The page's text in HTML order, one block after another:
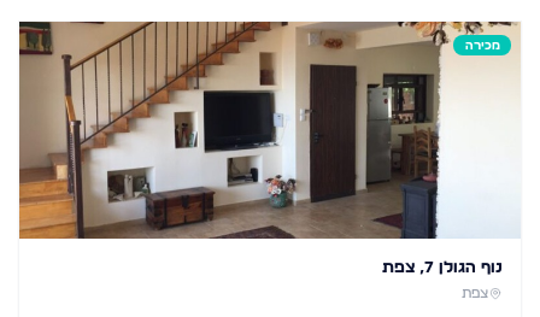
מכירה
נוף הגולן 7, צפת
צפת